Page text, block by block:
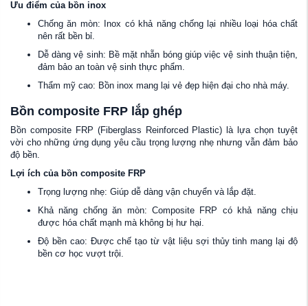
Ưu điểm của bồn inox
Chống ăn mòn: Inox có khả năng chống lại nhiều loại hóa chất
nên rất bền bỉ.
Dễ dàng vệ sinh: Bề mặt nhẵn bóng giúp việc vệ sinh thuận tiện,
đảm bảo an toàn vệ sinh thực phẩm.
Thẩm mỹ cao: Bồn inox mang lại vẻ đẹp hiện đại cho nhà máy.
Bồn composite FRP lắp ghép
Bồn composite FRP (Fiberglass Reinforced Plastic) là lựa chọn tuyệt
vời cho những ứng dụng yêu cầu trọng lượng nhẹ nhưng vẫn đảm bảo
độ bền.
Lợi ích của bồn composite FRP
Trọng lượng nhẹ: Giúp dễ dàng vận chuyển và lắp đặt.
Khả năng chống ăn mòn: Composite FRP có khả năng chịu
được hóa chất mạnh mà không bị hư hại.
Độ bền cao: Được chế tạo từ vật liệu sợi thủy tinh mang lại độ
bền cơ học vượt trội.